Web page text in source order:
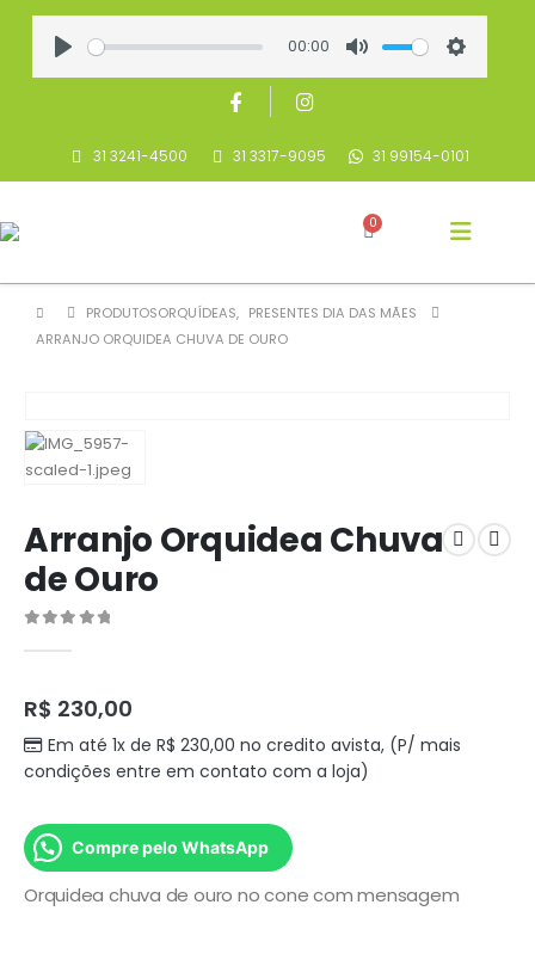
00:00
31 3241-4500 31 3317-9095 31 99154-0101
0
PRODUTOSORQUÍDEAS, PRESENTES DIA DAS MÃES
ARRANJO ORQUIDEA CHUVA DE OURO
Arranjo Orquidea Chuva
de Ouro
R$ 230,00
Em até 1x de R$ 230,00 no credito avista, (P/ mais
condições entre em contato com a loja)
Compre pelo WhatsApp
Orquidea chuva de ouro no cone com mensagem